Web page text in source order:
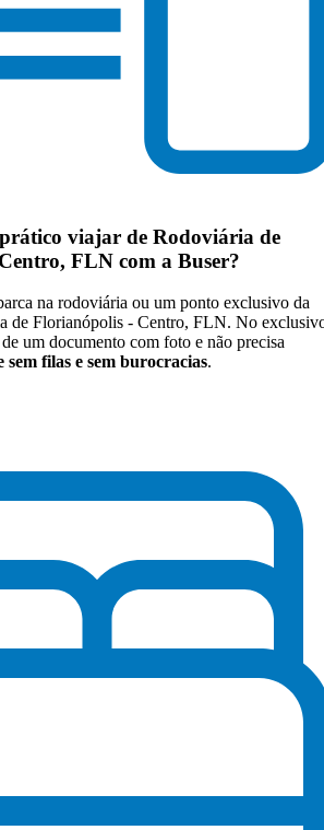
viajar de Rodoviária de
FLN com a Buser?
na rodoviária ou um ponto exclusivo da
de Florianópolis - Centro, FLN. No
um documento com foto e não precisa
sem filas e sem burocracias.